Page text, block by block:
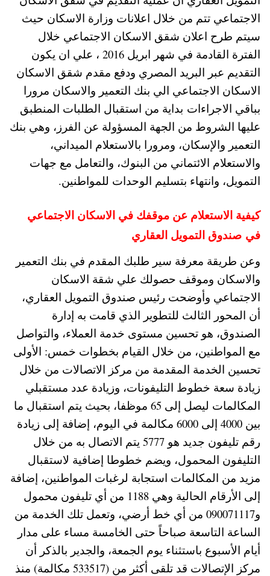
الاجتماعي تتم من خلال اعلانات وزارة الاسكان حيث
سيتم طرح اعلان شقق الاسكان الاجتماعي خلال
الفترة القادمة في شهر ابريل 2016 ، علي ان يكون
التقديم عبر البريد المصري ودفع مقدم شقق الاسكان
الاسكان الاجتماعي الي بنك التعمير والاسكان مرورا
بباقي الاجراءات بداية من استقبال الطلبات المنطبق
عليها الشروط من الجهة المسؤولة عن الفرز، وهي بنك
التعمير والإسكان، ومرورا بالاستعلام الميداني،
والاستعلام الائتماني من البنوك، والتعامل مع جهات
التمويل، وانتهاء بتسليم الوحدات للمواطنين.
كيفية الاستعلام عن موقفك في الاسكان الاجتماعي
في صندوق التمويل العقاري
وعن طريقة معرفة سير طلبك المقدم في بنك التعمير
والاسكان وموقف حصولك علي شقة الاسكان
الاجتماعي وأوضحت رئيس صندوق التمويل العقاري،
أن المحور الثالث للتطوير الذي قامت به إدارة
الصندوق، هو تحسين مستوى خدمة العملاء، والتواصل
مع المواطنين، من خلال القيام بخطوات خمس: الأولى
تحسين الخدمة المقدمة من مركز الاتصالات من خلال
زيادة سعة خطوط التليفونات، وزيادة عدد مستقبلي
المكالمات ليصل إلى 65 موظفا، بحيث يتم استقبال ما
بين 4000 إلى 6000 مكالمة في اليوم، إضافة إلى زيادة
رقم تليفون جديد هو 5777 يتم الاتصال به من خلال
التليفون المحمول، ويضم خطوطا إضافية لاستقبال
مزيد من المكالمات استجابة لرغبات المواطنين، إضافة
إلى الأرقام الحالية وهي 1188 من أي تليفون محمول
و090071117 من أي خط أرضي، وتعمل تلك الخدمة من
الساعة التاسعة صباحاً حتى الخامسة مساء على مدار
أيام الأسبوع باستثناء يوم الجمعة، والجدير بالذكر أن
مركز الإتصالات قد تلقى أكثر من (533517 مكالمة) منذ